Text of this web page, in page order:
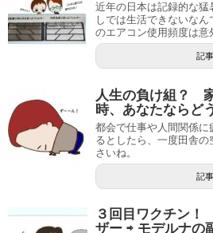
近年の日本は記録的な
しでは生活できないな
のエアコン使用頻度は意
記
人生の負け組？
時、あなたならど
都会で仕事や人間関係
るとしたら、一度田舎
さいね。
記
３回目ワクチン
ザー ⇨ モデルナの